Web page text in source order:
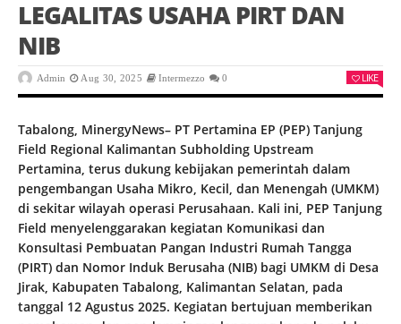
LEGALITAS USAHA PIRT DAN
NIB
Admin Aug 30, 2025 Intermezzo 0 LIKE
Tabalong, MinergyNews– PT Pertamina EP (PEP) Tanjung
Field Regional Kalimantan Subholding Upstream
Pertamina, terus dukung kebijakan pemerintah dalam
pengembangan Usaha Mikro, Kecil, dan Menengah (UMKM)
di sekitar wilayah operasi Perusahaan. Kali ini, PEP Tanjung
Field menyelenggarakan kegiatan Komunikasi dan
Konsultasi Pembuatan Pangan Industri Rumah Tangga
(PIRT) dan Nomor Induk Berusaha (NIB) bagi UMKM di Desa
Jirak, Kabupaten Tabalong, Kalimantan Selatan, pada
tanggal 12 Agustus 2025. Kegiatan bertujuan memberikan